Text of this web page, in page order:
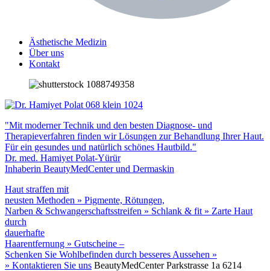
Ästhetische Medizin
Über uns
Kontakt
"Mit moderner Technik und den besten Diagnose- und
Therapieverfahren finden wir Lösungen zur Behandlung Ihrer Haut.
Für ein gesundes und natürlich schönes Hautbild."
Dr. med. Hamiyet Polat-Yürür
Inhaberin BeautyMedCenter und Dermaskin
Haut straffen mit
neusten Methoden » Pigmente, Rötungen,
Narben & Schwangerschaftsstreifen » Schlank & fit » Zarte Haut
durch
dauerhafte
Haarentfernung » Gutscheine –
Schenken Sie Wohlbefinden durch besseres Aussehen »
» Kontaktieren Sie uns BeautyMedCenter Parkstrasse 1a 6214